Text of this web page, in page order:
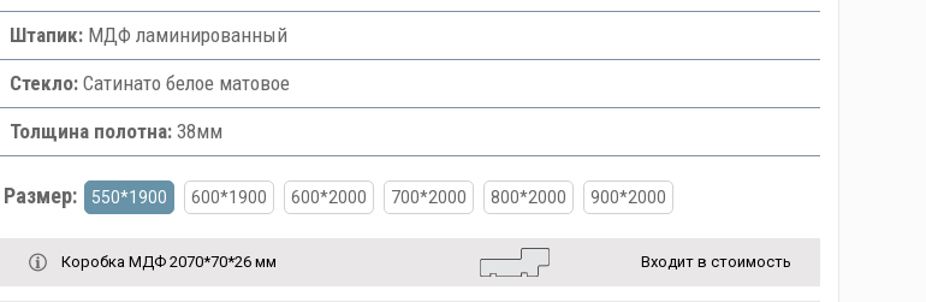
Штапик:МДФ ламинированный
Стекло:Сатинато белое матовое
Толщина полотна:38мм
Размер: 550*1900 600*1900 600*2000 700*2000 800*2000 900*2000
Коробка МДФ 2070*70*26 мм Входит в стоимость